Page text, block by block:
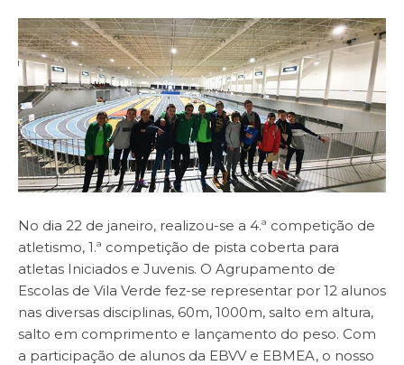
No dia 22 de janeiro, realizou-se a 4.ª competição de
atletismo, 1.ª competição de pista coberta para
atletas Iniciados e Juvenis. O Agrupamento de
Escolas de Vila Verde fez-se representar por 12 alunos
nas diversas disciplinas, 60m, 1000m, salto em altura,
salto em comprimento e lançamento do peso. Com
a participação de alunos da EBVV e EBMEA, o nosso